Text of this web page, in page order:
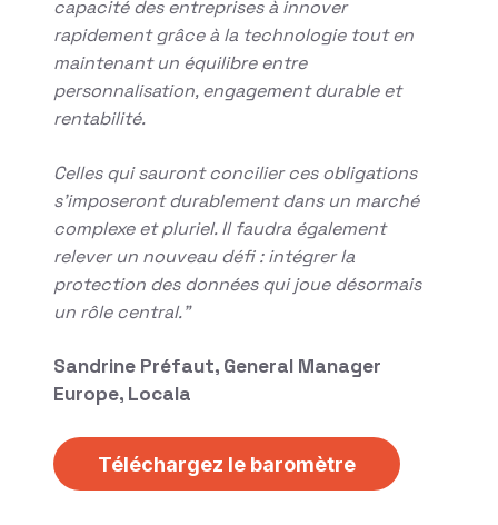
capacité des entreprises à innover
rapidement grâce à la technologie tout en
maintenant un équilibre entre
personnalisation, engagement durable et
rentabilité.
Celles qui sauront concilier ces obligations
s’imposeront durablement dans un marché
complexe et pluriel. Il faudra également
relever un nouveau défi : intégrer la
protection des données qui joue désormais
un rôle central.”
Sandrine Préfaut, General Manager
Europe, Locala
Téléchargez le baromètre